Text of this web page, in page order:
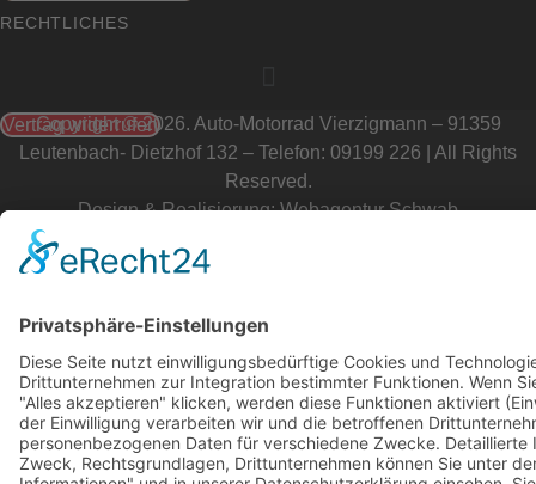
RECHTLICHES
Vertrag widerrufen
Copyright © 2026. Auto-Motorrad Vierzigmann – 91359
Leutenbach- Dietzhof 132 – Telefon: 09199 226 | All Rights
Reserved.
Design & Realisierung:Webagentur Schwab